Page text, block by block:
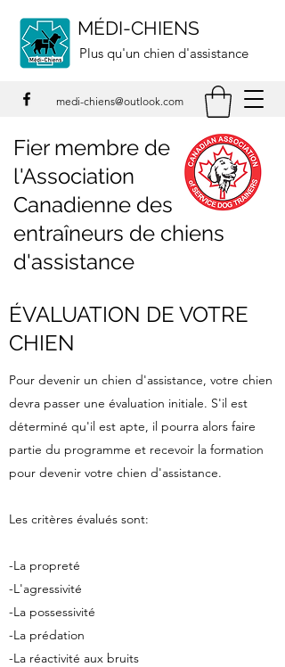
medi-chiens@outlook.com
Fier membre de
l'Association
Canadienne des
entraîneurs de chiens
d'assistance
MÉDI-CHIENS
Plus qu'un chien d'assistance
ÉVALUATION DE VOTRE
CHIEN
Pour devenir un chien d'assistance, votre chien
devra passer une évaluation initiale. S'il est
déterminé qu'il est apte, il pourra alors faire
partie du programme et recevoir la formation
pour devenir votre chien d'assistance.
Les critères évalués sont:
-La propreté
-L'agressivité
-La possessivité
-La prédation
-La réactivité aux bruits